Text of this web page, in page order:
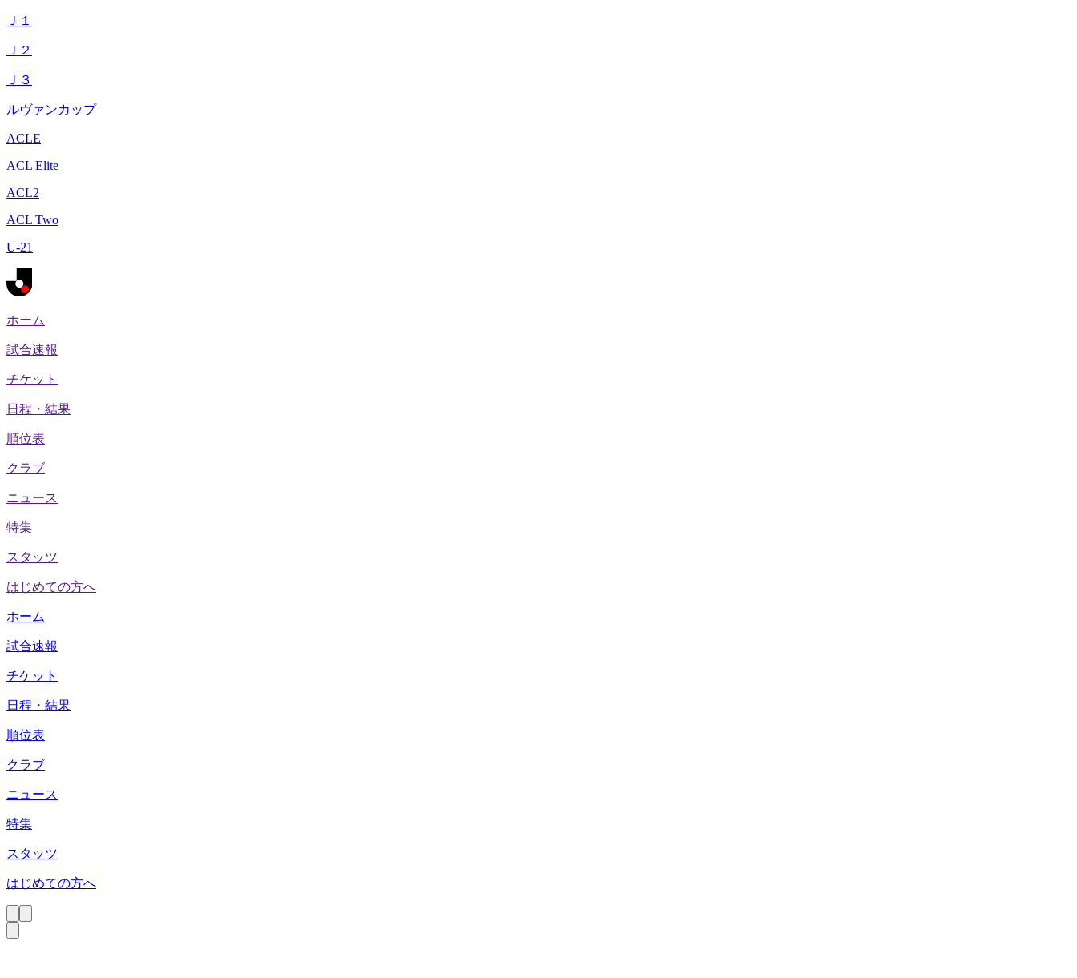
Ｊ１
Ｊ２
Ｊ３
ルヴァンカップ
ACLE
ACL Elite
ACL2
ACL Two
U-21
ホーム
試合速報
チケット
日程・結果
順位表
クラブ
ニュース
特集
スタッツ
はじめての方へ
ホーム
試合速報
チケット
日程・結果
順位表
クラブ
ニュース
特集
スタッツ
はじめての方へ